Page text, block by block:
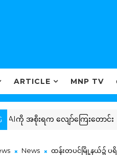
ARTICLE MNP TV
ရက လျော်ကြေးတောင်း
News ထန်းတပင်မြို့နယ်၌ ပရိ